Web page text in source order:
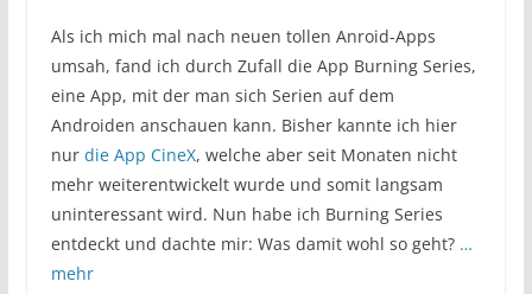
Als ich mich mal nach neuen tollen Anroid-Apps
umsah, fand ich durch Zufall die App Burning Series,
eine App, mit der man sich Serien auf dem
Androiden anschauen kann. Bisher kannte ich hier
nur die App CineX, welche aber seit Monaten nicht
mehr weiterentwickelt wurde und somit langsam
uninteressant wird. Nun habe ich Burning Series
entdeckt und dachte mir: Was damit wohl so geht? …
mehr